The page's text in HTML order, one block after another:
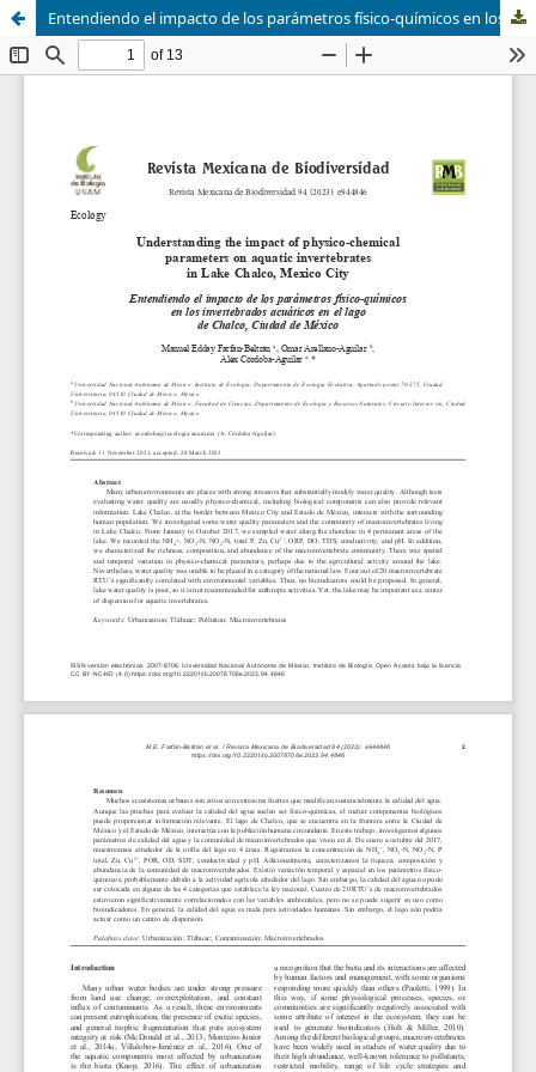
Entendiendo el impacto de los parámetros físico-químicos en los invertebrados acuáticos en el lago de Chalco, Ciudad de México